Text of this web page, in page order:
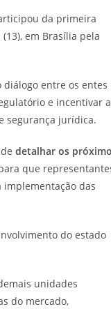
da primeira
em Brasília pela
entre os entes
e incentivar a
segurança jurídica.
detalhar os
que
das
do estado
unidades
do mercado,